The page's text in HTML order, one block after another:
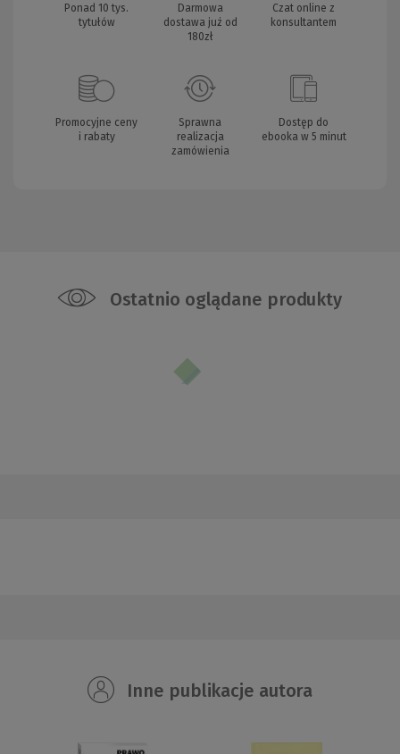
Ponad 10 tys.
tytułów
Darmowa
dostawa już od
180zł
Czat online z
konsultantem
Promocyjne ceny
i rabaty
Sprawna
realizacja
zamówienia
Dostęp do
ebooka w 5 minut
Ostatnio oglądane produkty
Inne publikacje autora